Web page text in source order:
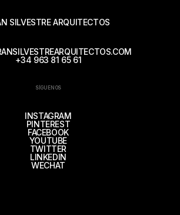
SILVESTRE ARQUITECTOS
+34 963 81 65 61
SÍGUENOS
INSTAGRAM
PINTEREST
FACEBOOK
YOUTUBE
TWITTER
LINKEDIN
WECHAT